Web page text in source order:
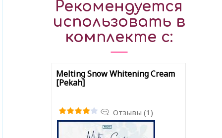
Рекомендуется
использовать в
комплекте с:
Melting Snow Whitening Cream
[Pekah]
Отзывы (1)